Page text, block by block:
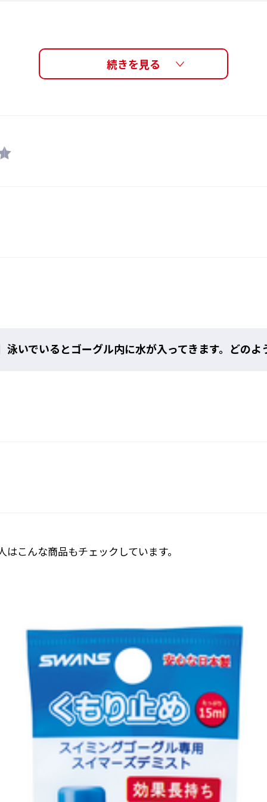
ら、「泳ぐことを楽
いったスイマーの願
レンズ面がカーブ形
ズが広がり、左右の視界
尻部分（図の赤い部
より、凹凸が少なくな
PREMIUM ANTI-FOG re:non (くもり止めレンズ)、カーブレ
アイカップ：ポリカーボネート、クッション：抗菌エラス
泳いでいるとゴーグル内に水が入ってきます。どのよ
はこんな商品もチェックしています。